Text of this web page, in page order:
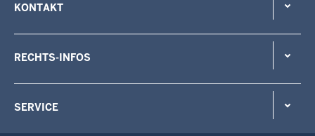
KONTAKT
RECHTS-INFOS
SERVICE